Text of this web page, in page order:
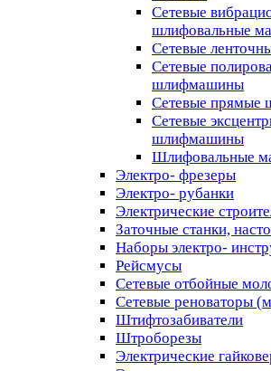
Сетевые
шлифовальные
Сетевые
Сетевые
шлифмашины
Сетевые
Сетевые
шлифмашины
Шлифовальные
Электро- фрезеры
Электро- рубанки
Электрические
Заточные станки,
Наборы электро-
Рейсмусы
Сетевые отбойные
Сетевые реноваторы
Штифтозабиватели
Штроборезы
Электрические